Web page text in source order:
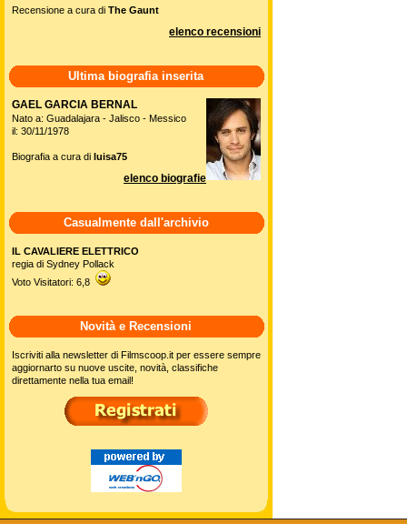
Recensione a cura di The Gaunt
elenco recensioni
Ultima biografia inserita
GAEL GARCIA BERNAL
Nato a: Guadalajara - Jalisco - Messico
il: 30/11/1978
Biografia a cura di luisa75
elenco biografie
Casualmente dall'archivio
IL CAVALIERE ELETTRICO
regia di Sydney Pollack
Voto Visitatori: 6,8
Novità e Recensioni
Iscriviti alla newsletter di Filmscoop.it per essere sempre
aggiornarto su nuove uscite, novità, classifiche
direttamente nella tua email!